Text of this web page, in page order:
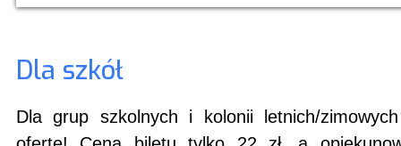
Dla szkół
Dla grup szkolnych i kolonii letnich/